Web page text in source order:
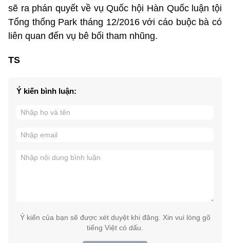
sẽ ra phán quyết về vụ Quốc hội Hàn Quốc luận tội
Tổng thống Park tháng 12/2016 với cáo buộc bà có
liên quan đến vụ bê bối tham nhũng.
TS
Ý kiến bình luận:
Ý kiến của bạn sẽ được xét duyệt khi đăng. Xin vui lòng gõ
tiếng Việt có dấu.